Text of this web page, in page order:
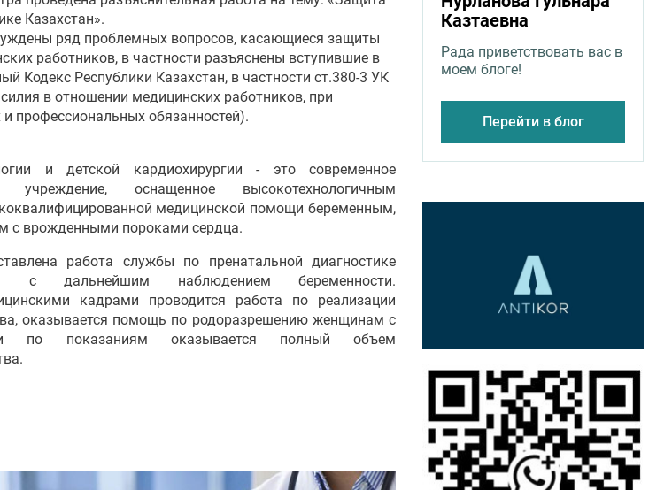
Казахстан».
ряд проблемных вопросов, касающиеся защиты
работников, в частности разъяснены вступившие в
Кодекс Республики Казахстан, в частности ст.380-3 УК
в отношении медицинских работников, при
профессиональных обязанностей).
и детской кардиохирургии - это современное
учреждение, оснащенное высокотехнологичным
медицинской помощи беременным,
с врожденными пороками сердца.
работа службы по пренатальной диагностике
с дальнейшим наблюдением беременности.
кадрами проводится работа по реализации
оказывается помощь по родоразрешению женщинам с
и по показаниям оказывается полный объем
Казтаевна
Рада приветствовать вас в
моем блоге!
Перейти в блог